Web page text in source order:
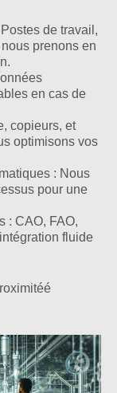
de travail,
prenons en
en cas de
copieurs, et
optimisons vos
: Nous
pour une
: CAO, FAO,
fluide